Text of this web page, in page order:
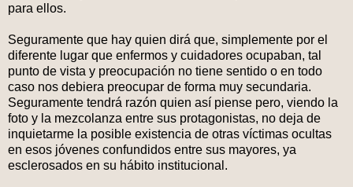
para ellos.
Seguramente que hay quien dirá que, simplemente por el
diferente lugar que enfermos y cuidadores ocupaban, tal
punto de vista y preocupación no tiene sentido o en todo
caso nos debiera preocupar de forma muy secundaria.
Seguramente tendrá razón quien así piense pero, viendo la
foto y la mezcolanza entre sus protagonistas, no deja de
inquietarme la posible existencia de otras víctimas ocultas
en esos jóvenes confundidos entre sus mayores, ya
esclerosados en su hábito institucional.